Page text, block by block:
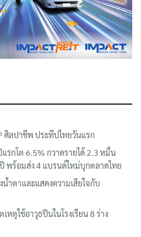
ศิลปาชีพ ประทีปไทยวันแรก
รกโต 6.5% กวาดรายได้ 2.3 หมื่น
ปี พร้อมส่ง 4 แบรนด์ใหม่บุกตลาดไทย
น้ำตาและแสดงความเสียใจกับ
หตุใช้อาวุธปืนในโรงเรียน 8 ร่าง